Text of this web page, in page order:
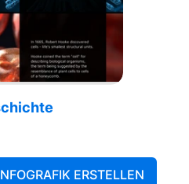
ERSTELLEN